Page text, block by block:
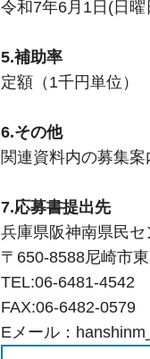
令和7年6月1日(日
5.補助率
定額（1千円単位）
6.その他
関連資料内の募集案
7.応募書提出先
兵庫県阪神南県民
〒650-8588尼崎市
TEL:06-6481-4542
FAX:06-6482-0579
Eメール：